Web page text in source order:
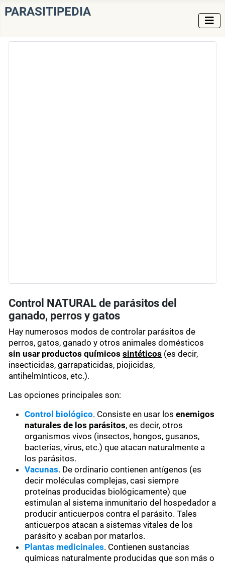
PARASITIPEDIA
Control NATURAL de parásitos del
ganado, perros y gatos
Hay numerosos modos de controlar parásitos de
perros, gatos, ganado y otros animales domésticos
sin usar productos químicossintéticos (es decir,
insecticidas, garrapaticidas, piojicidas,
antihelmínticos, etc.).
Las opciones principales son:
Control biológico. Consiste en usar losenemigos
naturales de los parásitos, es decir, otros
organismos vivos (insectos, hongos, gusanos,
bacterias, virus, etc.) que atacan naturalmente a
los parásitos.
Vacunas. De ordinario contienen antígenos (es
decir moléculas complejas, casi siempre
proteínas producidas biológicamente) que
estimulan al sistema inmunitario del hospedador a
producir anticuerpos contra el parásito. Tales
anticuerpos atacan a sistemas vitales de los
parásito y acaban por matarlos.
Plantas medicinales. Contienen sustancias
químicas naturalmente producidas que son más o